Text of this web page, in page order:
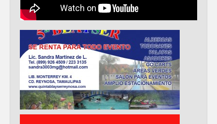
Entregó Carlos Peña Ortiz apoyos de
"Mamá Luchona", acompañado por la
Senadora Maki Esther Ortiz Domínguez
Intensificó Municipio programa de
bacheo en cuatro colonias de Reynosa